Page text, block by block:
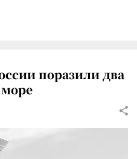
поразили два
море